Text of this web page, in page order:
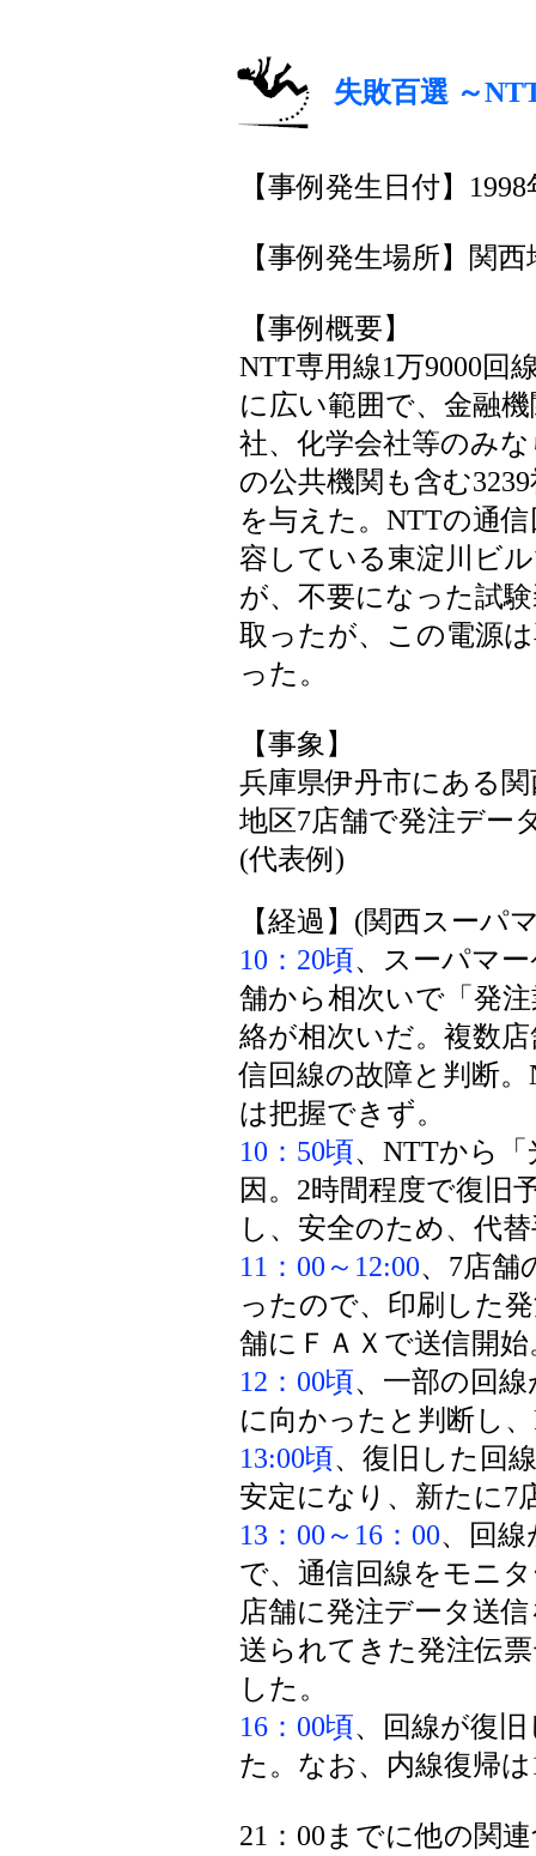
失敗百選 ～
【事例発生日付】
【事例発生場所】関西
【事例概要】
NTT専用線1万9000回
に広い範囲で、金融
社、化学会社等のみ
の公共機関も含む
を与えた。NTTの通
容している東淀川ビ
が、不要になった試
取ったが、この電源
った。
【事象】
兵庫県伊丹市にある
地区7店舗で発注デー
(代表例)
【経過】(関西スーパ
10：20頃、スーパマ
舗から相次いで「発
絡が相次いだ。複数
信回線の故障と判断
は把握できず。
10：50頃、NTTから
因。2時間程度で復旧
し、安全のため、代
11：00～12:00、7店舗
ったので、印刷した
舗にＦＡＸで送信開始
12：00頃、一部の回
に向かったと判断し
13:00頃、復旧した回
安定になり、新たに7
13：00～16：00、回
で、通信回線をモニ
店舗に発注データ送
送られてきた発注伝
した。
16：00頃、回線が復
た。なお、内線復帰
21：00までに他の関